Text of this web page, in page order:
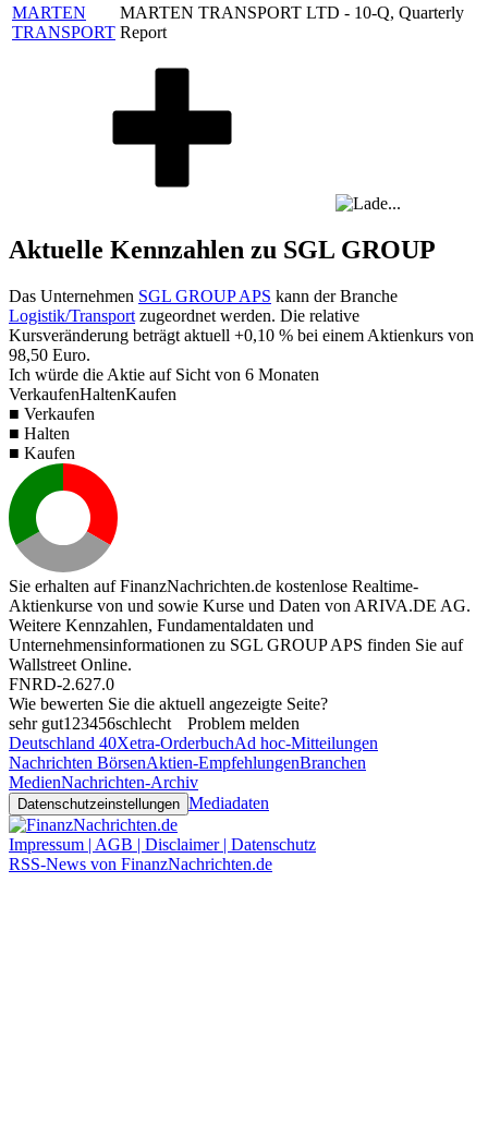
MARTEN
TRANSPORT
MARTEN TRANSPORT LTD - 10-Q, Quarterly
Report
Aktuelle Kennzahlen zu SGL GROUP
Das Unternehmen SGL GROUP APS kann der Branche
Logistik/Transport zugeordnet werden. Die relative
Kursveränderung beträgt aktuell +0,10 % bei einem Aktienkurs von
98,50 Euro.
Ich würde die Aktie auf Sicht von 6 Monaten
VerkaufenHaltenKaufen
■ Verkaufen
■ Halten
■ Kaufen
Sie erhalten auf FinanzNachrichten.de kostenlose Realtime-
Aktienkurse von und sowie Kurse und Daten von ARIVA.DE AG.
Weitere Kennzahlen, Fundamentaldaten und
Unternehmensinformationen zu SGL GROUP APS finden Sie auf
Wallstreet Online.
FNRD-2.627.0
Wie bewerten Sie die aktuell angezeigte Seite?
sehr gut1 23456schlecht
Problem melden
Deutschland 40Xetra-OrderbuchAd hoc-Mitteilungen
Nachrichten BörsenAktien-EmpfehlungenBranchen
MedienNachrichten-Archiv
Datenschutzeinstellungen Mediadaten
Impressum | AGB | Disclaimer | Datenschutz
RSS-News von FinanzNachrichten.de